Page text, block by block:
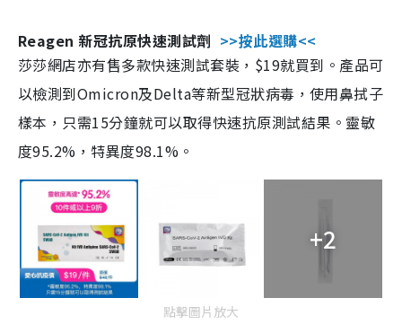
Reagen 新冠抗原快速測試劑 >>按此選購<<
莎莎網店亦有售多款快速測試套裝，$19就買到。產品可
以檢測到Omicron及Delta等新型冠狀病毒，使用鼻拭子
樣本，只需15分鐘就可以取得快速抗原測試結果。靈敏
度95.2%，特異度98.1%。
+2
點擊圖片放大